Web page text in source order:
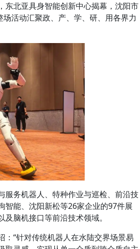
东北亚具身智能创新中心揭幕，沈阳市
活动汇聚政、产、学、研、用各界力
服务机器人、特种作业与巡检、前沿技
智能、沈阳新松等26家企业的97件展
脑机接口等前沿技术领域。
“针对传统机器人在水陆交界场景易